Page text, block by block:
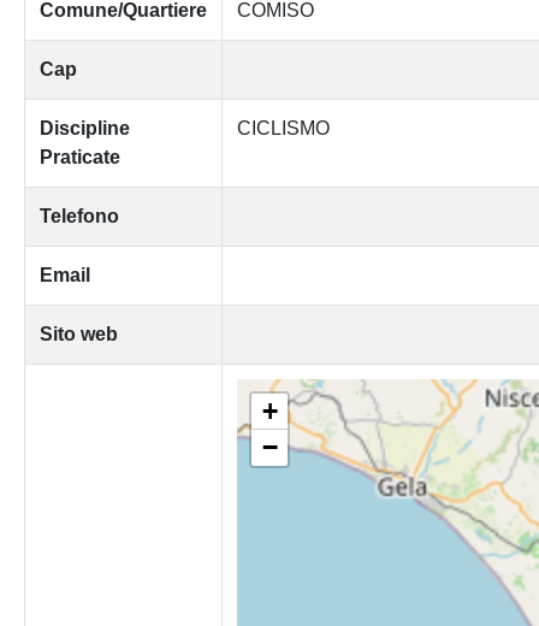
Comune/Quartiere COMISO
Cap
Discipline
Praticate
CICLISMO
Telefono
Email
Sito web
+
−